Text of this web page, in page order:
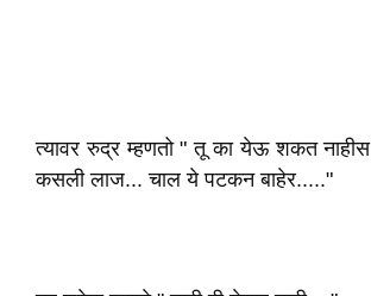
त्यावर रुद्र म्हणतो " तू का येऊ शकत नाहीस
कसली लाज... चाल ये पटकन बाहेर....."